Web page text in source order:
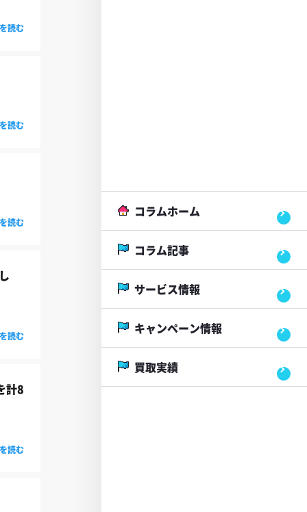
コラムホーム
コラム記事
サービス情報
キャンペーン情報
買取実績
読む
読む
読む
読む
計8
読む